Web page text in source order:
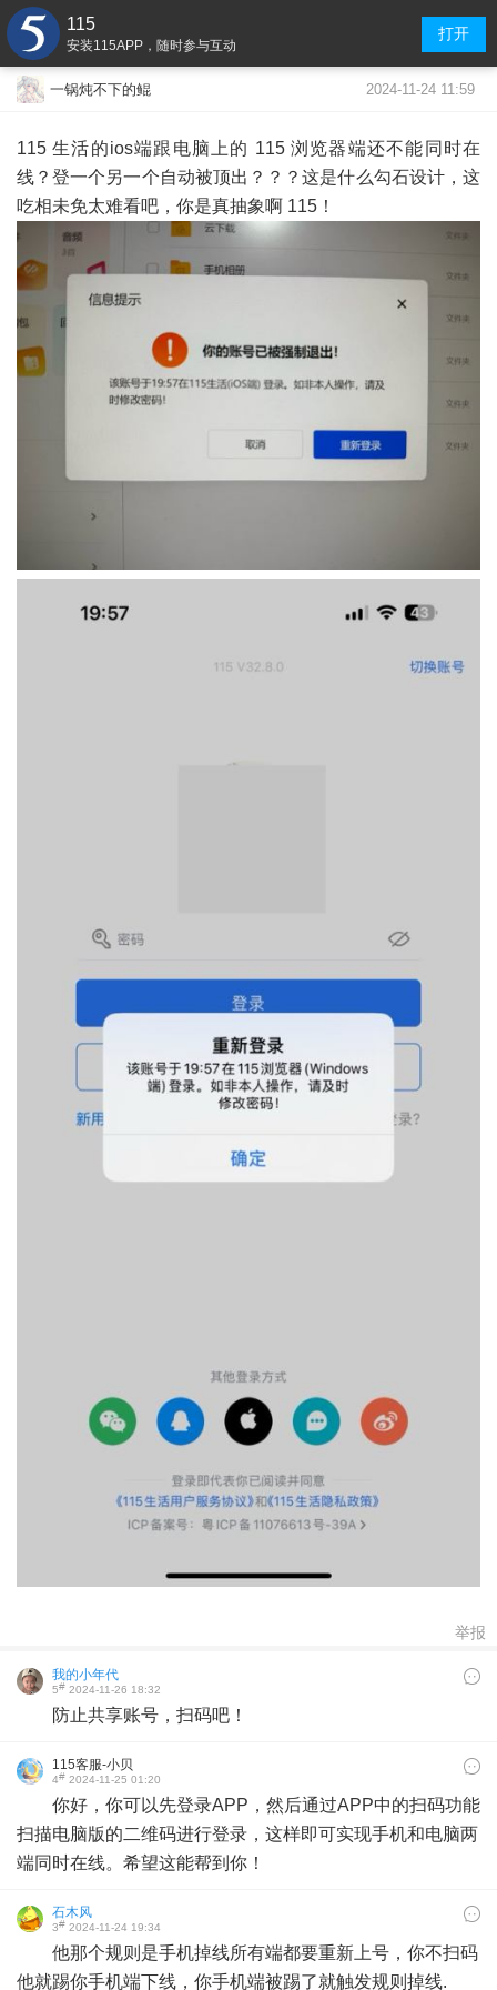
115
安装115APP，随时参与互动
打开
一锅炖不下的鲲 2024-11-24 11:59
115 生活的ios端跟电脑上的 115 浏览器端还不能同时在
线？登一个另一个自动被顶出？？？这是什么勾石设计，这
吃相未免太难看吧，你是真抽象啊 115！
举报
我的小年代
5# 2024-11-26 18:32
防止共享账号，扫码吧！
115客服-小贝
4# 2024-11-25 01:20
你好，你可以先登录APP，然后通过APP中的扫码功能
扫描电脑版的二维码进行登录，这样即可实现手机和电脑两
端同时在线。希望这能帮到你！
石木风
3# 2024-11-24 19:34
他那个规则是手机掉线所有端都要重新上号，你不扫码
他就踢你手机端下线，你手机端被踢了就触发规则掉线.